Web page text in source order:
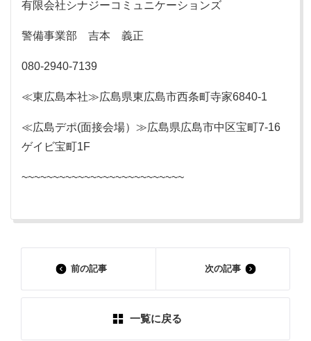
有限会社シナジーコミュニケーションズ
警備事業部 吉本 義正
080-2940-7139
≪東広島本社≫広島県東広島市西条町寺家6840-1
≪広島デポ(面接会場）≫広島県広島市中区宝町7-16
ゲイビ宝町1F
~~~~~~~~~~~~~~~~~~~~~~~~~~
前の記事
一覧に戻る
次の記事